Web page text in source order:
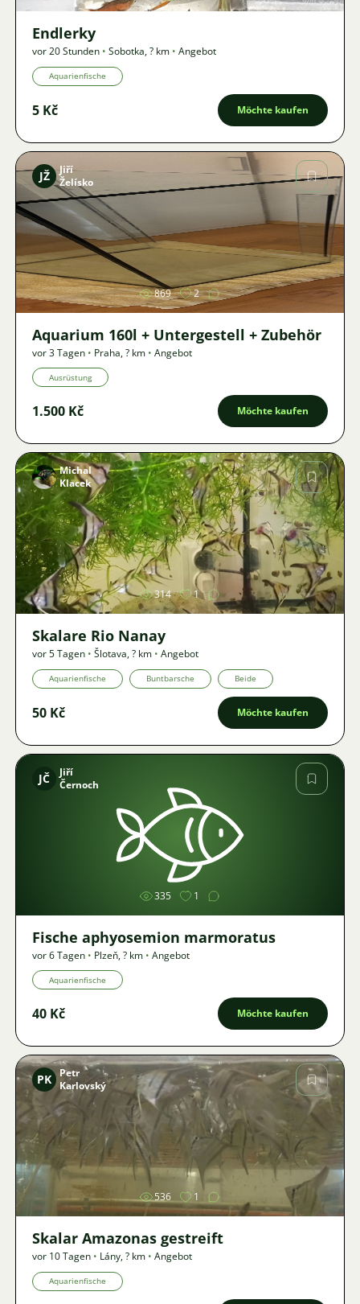
Endlerky
vor 20 Stunden • Sobotka,? km • Angebot
Aquarienfische
5 Kč Möchte kaufen
Bild
JŽ
Jiří
Želísko
869 2
Aquarium 160l + Untergestell + Zubehör
vor 3 Tagen • Praha,? km • Angebot
Ausrüstung
1.500 Kč Möchte kaufen
Bild
Michal
Klacek
314 1
Skalare Rio Nanay
vor 5 Tagen • Šlotava,? km • Angebot
Aquarienfische Buntbarsche Beide
50 Kč Möchte kaufen
Bild
JČ
Jiří
Černoch
335 1
Fische aphyosemion marmoratus
vor 6 Tagen • Plzeň,? km • Angebot
Aquarienfische
40 Kč Möchte kaufen
Bild
PK
Petr
Karlovský
536 1
Skalar Amazonas gestreift
vor 10 Tagen • Lány,? km • Angebot
Aquarienfische